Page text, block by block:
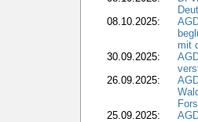
08.10.2025:
mit
30.09.2025:
26.09.2025:
25.09.2025: